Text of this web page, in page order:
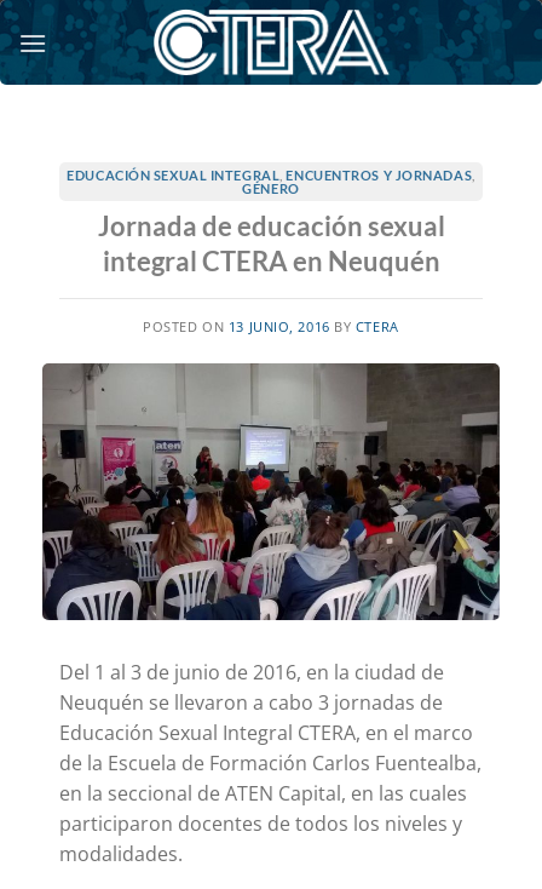
Saltar
al
contenido
EDUCACIÓN SEXUAL INTEGRAL ,ENCUENTROS Y JORNADAS
GÉNERO
Jornada de educación sexual
integral CTERA en Neuquén
POSTED ON 13 JUNIO, 2016 BY CTERA
Del 1 al 3 de junio de 2016, en la ciudad de
Neuquén se llevaron a cabo 3 jornadas de
Educación Sexual Integral CTERA, en el marco
de la Escuela de Formación Carlos Fuentealba,
en la seccional de ATEN Capital, en las cuales
participaron docentes de todos los niveles y
modalidades.